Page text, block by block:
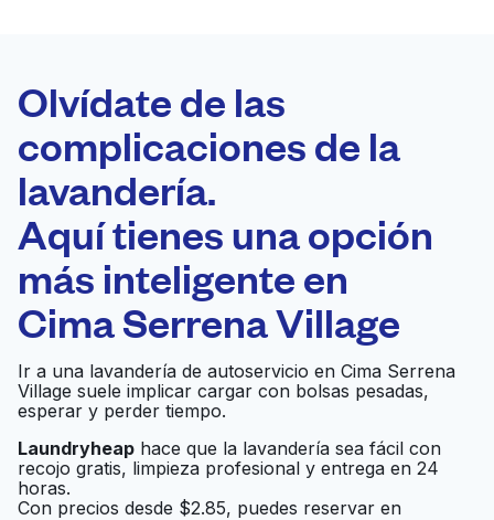
Laundryheap.com
Programa tu recogida
0 min
Recojo y entrega
casa
Abierto 24/7
EcoClean Ir al sitio web
The Steam Team Ir al sitio web
Olvídate de las
complicaciones de la
lavandería.
Aquí tienes una opción
más inteligente en
Cima Serrena Village
Ir a una lavandería de autoservicio en Cima Serrena
Village suele implicar cargar con bolsas pesadas,
esperar y perder tiempo.
Laundryheap hace que la lavandería sea fácil con
recojo gratis, limpieza profesional y entrega en 24
horas.
Con precios desde $2.85, puedes reservar en